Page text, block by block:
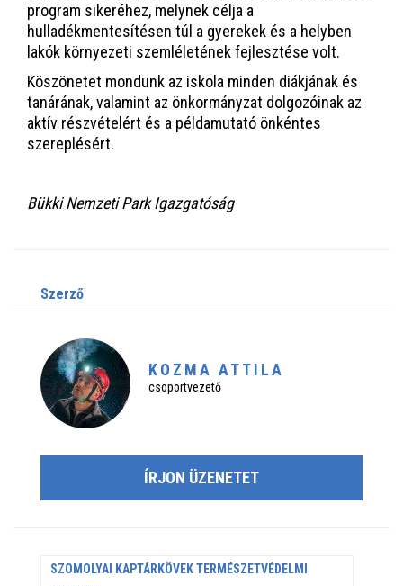
program sikeréhez, melynek célja a
hulladékmentesítésen túl a gyerekek és a helyben
lakók környezeti szemléletének fejlesztése volt.
Köszönetet mondunk az iskola minden diákjának és
tanárának, valamint az önkormányzat dolgozóinak az
aktív részvételért és a példamutató önkéntes
szereplésért.
Bükki Nemzeti Park Igazgatóság
szerző
KOZMA ATTILA
csoportvezető
ÍRJON ÜZENETET
SZOMOLYAI KAPTÁRKÖVEK TERMÉSZETVÉDELMI